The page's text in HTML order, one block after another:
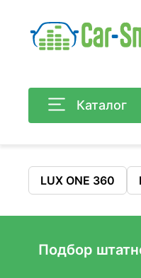
Каталог
LUX ONE 360
Подбор